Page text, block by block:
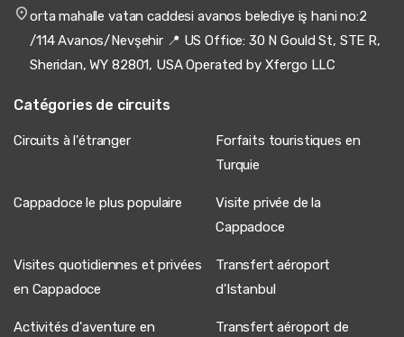
orta mahalle vatan caddesi avanos belediye iş hani no:2
/114 Avanos/Nevşehir 📍 US Office: 30 N Gould St, STE R,
Sheridan, WY 82801, USA Operated by Xfergo LLC
Catégories de circuits
Circuits à l'étranger
Forfaits touristiques en
Turquie
Cappadoce le plus populaire
Visite privée de la
Cappadoce
Visites quotidiennes et privées
en Cappadoce
Transfert aéroport
d'Istanbul
Activités d'aventure en
Transfert aéroport de